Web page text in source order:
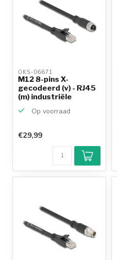
OKS-06671
M12 8-pins X-
gecodeerd (v) - RJ45
(m) industriële
Op voorraad
€29,99